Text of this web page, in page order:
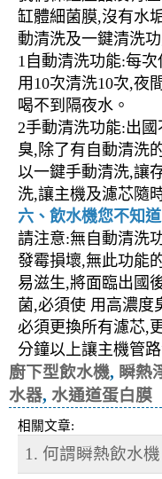
缸體細菌膜,沒有水
動清洗及一鍵清洗功
1自動清洗功能:每
用10次清洗10次,夜
喝不到隔夜水。
2手動清洗功能:出
臭,除了有自動清洗
以一鍵手動清洗,讓
洗,讓主機及濾芯隨
六、飲水機您不知
請注意:無自動清洗
發霉損壞,無此功能
易滋生,將面臨出國
菌,必須使 用高濃度
必須更換所有濾芯,
分鐘以上讓主機管
廚下型飲水機, 瞬熱
水器, 水通道蛋白膜
相關文章:
1. 何謂瞬熱飲水機